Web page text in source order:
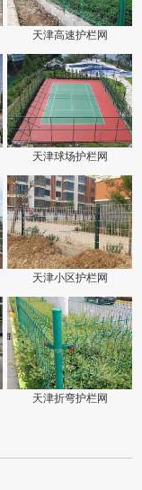
天津高速护栏网
天津球场护栏网
天津小区护栏网
天津折弯护栏网